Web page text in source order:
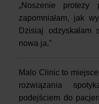
„Noszenie
zapomniałam, jak
Dzisiaj
nowa ja.”
Malo Clinic to
rozwiązania
podejściem do